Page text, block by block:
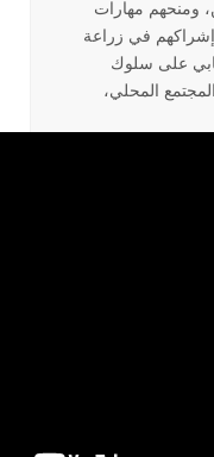
ومنحهم مهارات
في زراعة
على سلوك
المحلي،